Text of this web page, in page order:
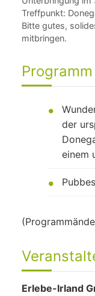
Treffpunkt:
Bitte gutes,
mitbringen.
Programm
der
einem
Erlebe-Irland